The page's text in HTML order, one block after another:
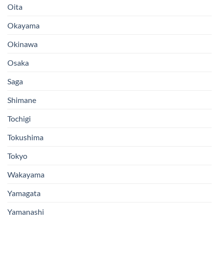
Oita
Okayama
Okinawa
Osaka
Saga
Shimane
Tochigi
Tokushima
Tokyo
Wakayama
Yamagata
Yamanashi